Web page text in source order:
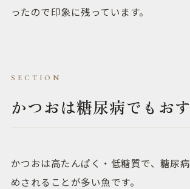
ったので印象に残っています。
かつおは糖尿病でもお
かつおは高たんぱく・低糖質で、糖尿
めされることが多い魚です。